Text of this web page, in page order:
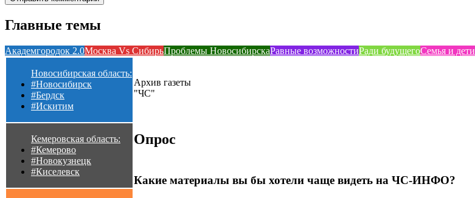
Главные темы
Академгородок 2.0Москва Vs СибирьПроблемы НовосибирскаРавные возможностиРади будущегоСемья и дети
Новосибирская область:
#Новосибирск
#Бердск
#Искитим
Кемеровская область:
#Кемерово
#Новокузнецк
#Киселевск
Архив газеты
"ЧС"
Опрос
Какие материалы вы бы хотели чаще видеть на ЧС-ИНФО?